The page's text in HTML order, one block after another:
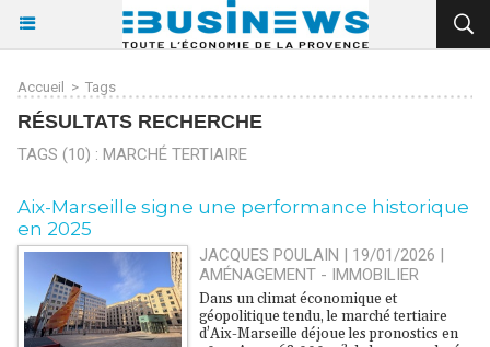
Accueil > Tags
RÉSULTATS RECHERCHE
TAGS (10) : MARCHÉ TERTIAIRE
Aix-Marseille signe une performance historique
en 2025
JACQUES POULAIN | 19/01/2026 |
AMÉNAGEMENT - IMMOBILIER
Dans un climat économique et
géopolitique tendu, le marché tertiaire
d’Aix-Marseille déjoue les pronostics en